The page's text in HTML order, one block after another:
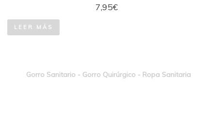
7,95€
LEER MÁS
Gorro Sanitario - Gorro Quirúrgico - Ropa Sanitaria